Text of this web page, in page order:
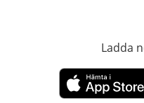
Ladda
öppnas i nytt